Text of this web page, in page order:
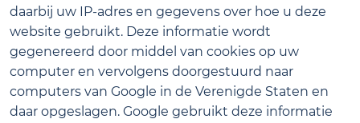
daarbij uw IP-adres en gegevens over hoe u deze
website gebruikt. Deze informatie wordt
gegenereerd door middel van cookies op uw
computer en vervolgens doorgestuurd naar
computers van Google in de Verenigde Staten en
daar opgeslagen. Google gebruikt deze informatie